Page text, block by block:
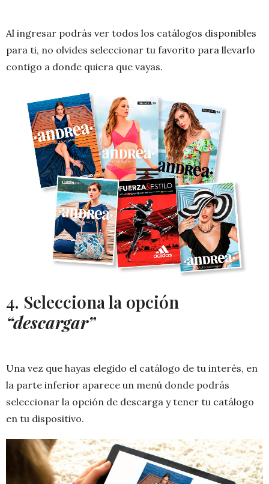
Al ingresar podrás ver todos los catálogos disponibles
para ti, no olvides seleccionar tu favorito para llevarlo
contigo a donde quiera que vayas.
4. Selecciona la opción
“descargar”
Una vez que hayas elegido el catálogo de tu interés, en
la parte inferior aparece un menú donde podrás
seleccionar la opción de descarga y tener tu catálogo
en tu dispositivo.